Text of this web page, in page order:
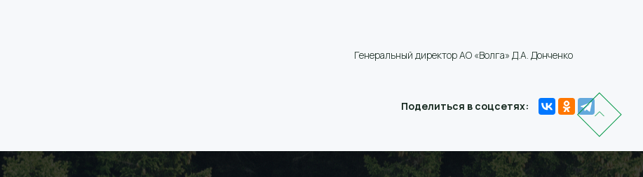
Генеральный директор АО «Волга» Д.А. Донченко
Поделиться в соцсетях: